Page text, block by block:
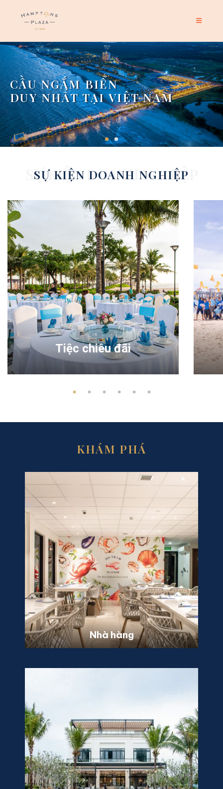
SỰ KIỆN DOANH NGHIỆP
SỰ KIỆN DOANH NGHIỆP
Tiệc chiêu đãi
KHÁM PHÁ
Nhà hàng